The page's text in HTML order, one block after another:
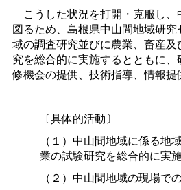
こうした状況を打開・克服し、
図るため、島根県中山間地域研
域の調査研究並びに農業、畜産
究を総合的に実施するとともに
修機会の提供、技術指導、情報提
〔具体的活動〕
（１）中山間地域に係る地
業の試験研究を総合的に実
（２）中山間地域の現場で